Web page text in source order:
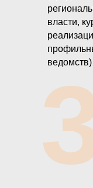
власти,
ведомств)